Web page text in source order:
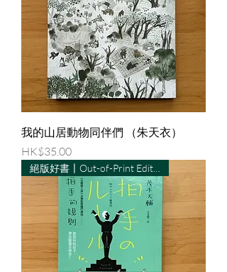
我的山居動物同伴們 （朱天衣）
價格
HK$35.00